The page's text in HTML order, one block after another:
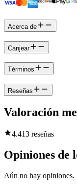
Acerca de
Canjear
Términos
Reseñas
Valoración
4.413 reseñas
Opiniones de
Aún no hay opiniones.